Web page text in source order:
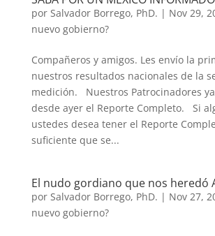
por Salvador Borrego, PhD. | Nov 29,
nuevo gobierno?
Compañeros y amigos. Les envío la
nuestros resultados nacionales de la
medición. Nuestros Patrocinadores
desde ayer el Reporte Completo. Si
ustedes desea tener el Reporte
suficiente que se...
El nudo gordiano que nos heredó
por Salvador Borrego, PhD. | Nov 27,
nuevo gobierno?